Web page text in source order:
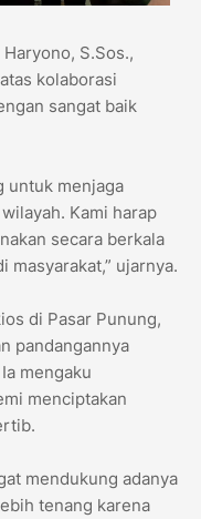
S.Sos.,
kolaborasi
sangat baik
untuk menjaga
Kami harap
secara berkala
masyarakat,” ujarnya.
di Pasar Punung,
pandangannya
mengaku
menciptakan
mendukung adanya
tenang karena